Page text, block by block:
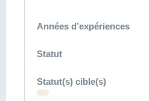
Années d’expériences
Statut
Statut(s) cible(s)